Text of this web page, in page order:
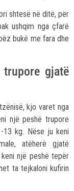
shtesë në ditë, për
ushqim nga çfarë
bukë me fara dhe
gjatë
kjo varet nga
një peshë trupore
13 kg. Nëse ju keni
atëherë gjatë
një peshë tepër
ta tejkaloni kufirin